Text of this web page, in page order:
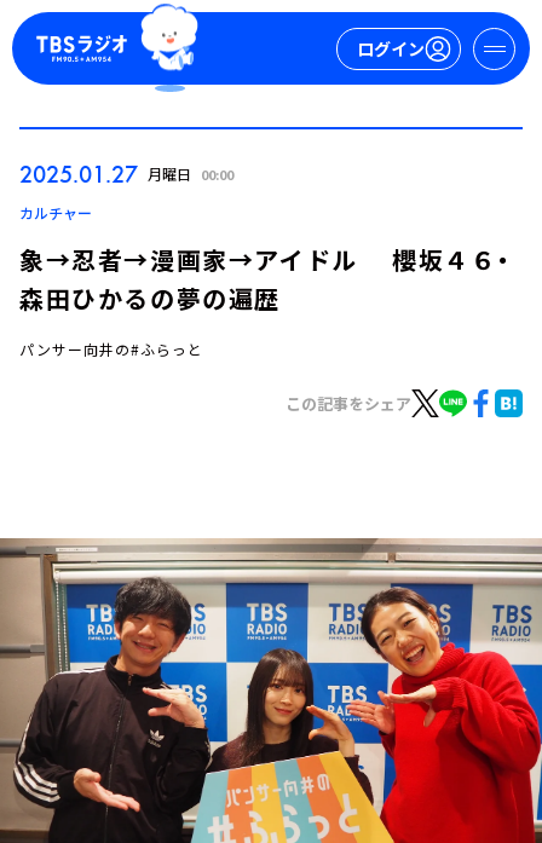
ログイン
お知らせ
イベント・グッズ
YouTube
会社情報
2025.01.27 月曜日 00:00
カルチャー
象→忍者→漫画家→アイドル 櫻坂４６・
森田ひかるの夢の遍歴
パンサー向井の#ふらっと
この記事をシェア